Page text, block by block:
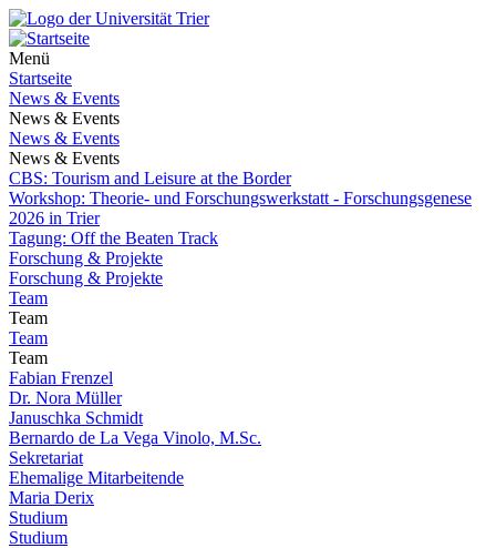
Menü
Startseite
News & Events
News & Events
News & Events
News & Events
CBS: Tourism and Leisure at the Border
Workshop: Theorie- und Forschungswerkstatt - Forschungsgenese
2026 in Trier
Tagung: Off the Beaten Track
Forschung & Projekte
Forschung & Projekte
Team
Team
Team
Team
Fabian Frenzel
Dr. Nora Müller
Januschka Schmidt
Bernardo de La Vega Vinolo, M.Sc.
Sekretariat
Ehemalige Mitarbeitende
Maria Derix
Studium
Studium